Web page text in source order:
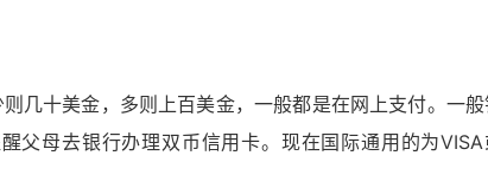
几十美金，多则上百美金，一般都是在网上支付。一般
父母去银行办理双币信用卡。现在国际通用的为VISA